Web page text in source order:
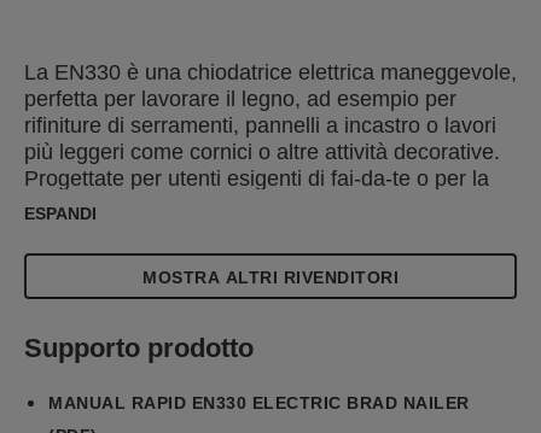
La EN330 è una chiodatrice elettrica maneggevole,
perfetta per lavorare il legno, ad esempio per
rifiniture di serramenti, pannelli a incastro o lavori
più leggeri come cornici o altre attività decorative.
Progettate per utenti esigenti di fai-da-te o per la
casa, le caratteristiche includono un frontalino
spazi ristretti e riduce l'affaticamento dell'utente,
mentre parti robuste e una costruzione di qualità
ESPANDI
MOSTRA ALTRI RIVENDITORI
Supporto prodotto
MANUAL RAPID EN330 ELECTRIC BRAD NAILER